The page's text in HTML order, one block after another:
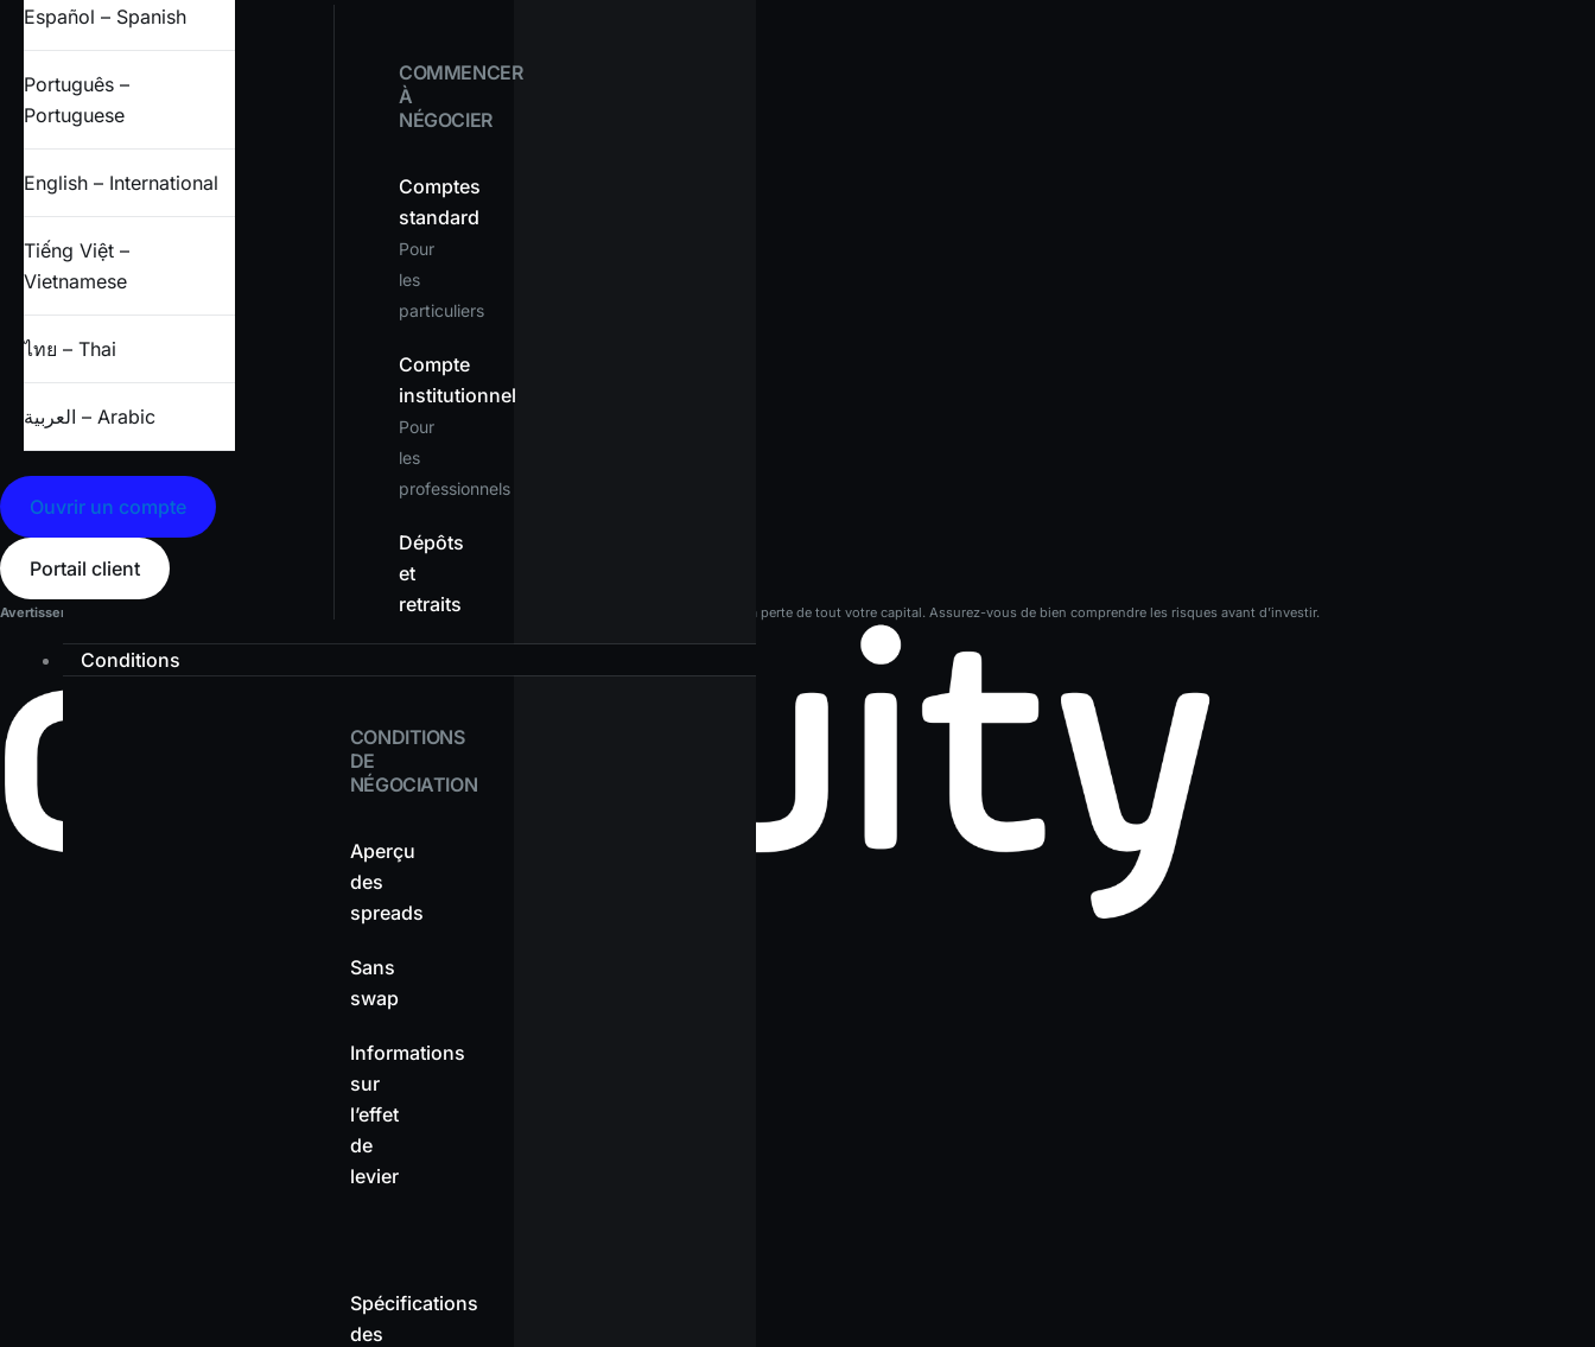
COMMENCER
À
NÉGOCIER
Comptes
standard
Pour
les
particuliers
Compte
institutionnel
Pour
les
professionnels
Dépôts
et
retraits
Conditions
CONDITIONS
DE
NÉGOCIATION
Aperçu
des
spreads
Sans
swap
Informations
sur
l’effet
de
levier
Spécifications
des
Español – Spanish
Português –
Portuguese
English – International
Tiếng Việt –
Vietnamese
ไทย – Thai
العربية – Arabic
Ouvrir un compte
Portail client
Avertissement sur les risques : Les produits à effet de levier présentent un niveau de risque élevé et peuvent entraîner la perte de tout votre capital. Assurez-vous de bien comprendre les risques avant d’investir.